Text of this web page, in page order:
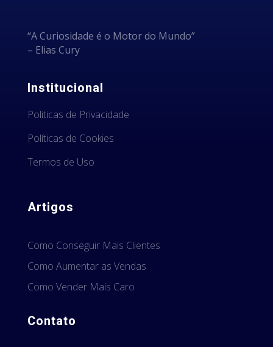
“A Curiosidade é o Motor do Mundo”
– Elias Cury
Institucional
Politicas de Privacidade
Políticas de Cookies
Termos de Uso
Artigos
Como Conseguir Mais Clientes
Como Aumentar as Vendas
Como Vender Mais Caro
Contato